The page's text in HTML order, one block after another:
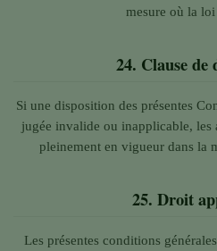
mesure où la
24. Clause de
Si une disposition des présentes
jugée invalide ou inapplicable, les
pleinement en vigueur dans la
25. Droit
Les présentes conditions